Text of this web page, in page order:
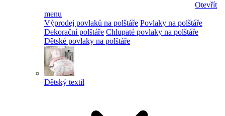
Otevřít
menu
Výprodej povlaků na polštáře Povlaky na polštáře
Dekorační polštáře Chlupaté povlaky na polštáře
Dětské povlaky na polštáře
Dětský textil